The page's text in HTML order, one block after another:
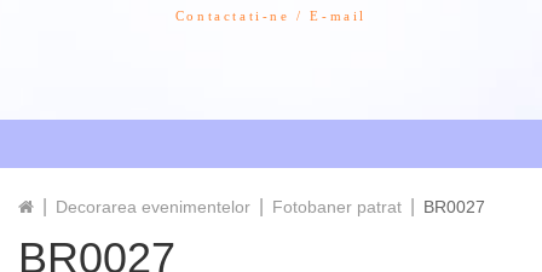
Contactati-ne / E-mail
Decorarea evenimentelor Fotobaner patrat BR0027
BR0027